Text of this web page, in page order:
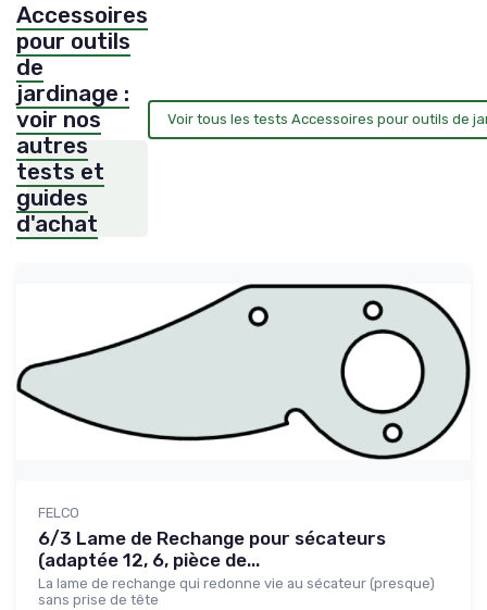
Accessoires
pour outils
de
jardinage :
voir nos
autres
tests et
guides
d'achat
Voir tous les tests Accessoires pour outils de
FELCO
6/3 Lame de Rechange pour sécateurs
(adaptée 12, 6, pièce de...
La lame de rechange qui redonne vie au sécateur (presque)
sans prise de tête